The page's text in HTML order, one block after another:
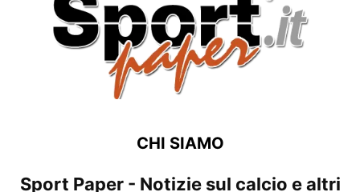
CHI SIAMO
Sport Paper - Notizie sul calcio e altri